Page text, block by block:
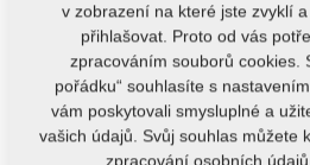
Kód produktu: m05518
v zobrazení na které jste zvyklí
přihlašovat. Proto od vás
zpracováním souborů cookies.
pořádku“ souhlasíte s
vám poskytovali smysluplné a
vašich údajů. Svůj souhlas můžete
zpracování osobních